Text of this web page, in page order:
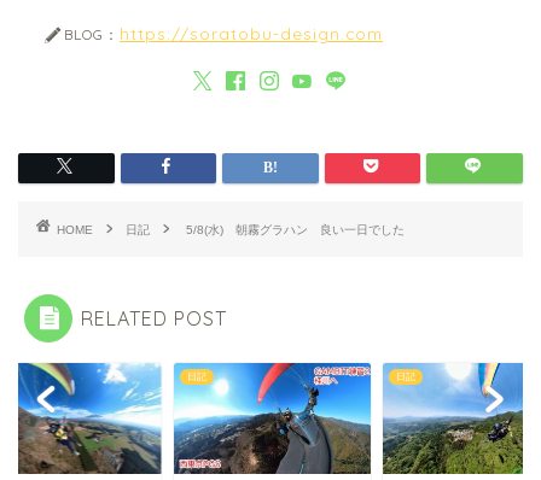
BLOG： https://soratobu-design.com
HOME 日記 5/8(水) 朝霧グラハン 良い一日でした
RELATED POST
日記 日記